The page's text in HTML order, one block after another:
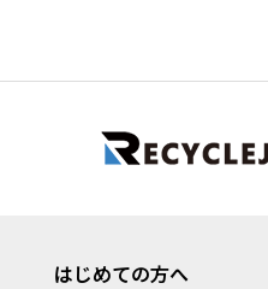
はじめての方へ